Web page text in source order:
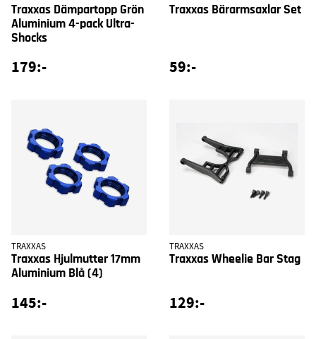
Traxxas Dämpartopp Grön
Aluminium 4-pack Ultra-
Shocks
179:-
Traxxas Bärarmsaxlar Set
59:-
TRAXXAS
Traxxas Hjulmutter 17mm
Aluminium Blå (4)
145:-
TRAXXAS
Traxxas Wheelie Bar Stag
129:-